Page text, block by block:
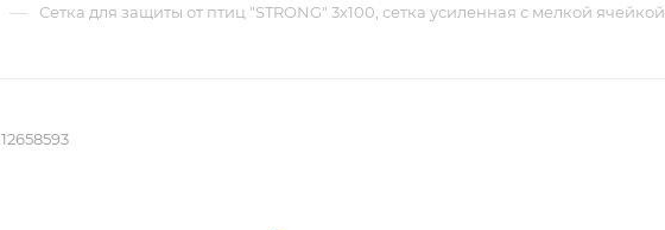
— Сетка для защиты от птиц "STRONG" 3х100, сетка усиленная с мелкой ячейкой
12658593